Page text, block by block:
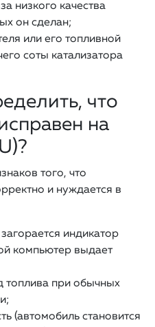
низкого качества
он сделан;
или его топливной
соты катализатора
что
на
того, что
и нуждается в
индикатор
компьютер выдает
топлива при обычных
(автомобиль становится